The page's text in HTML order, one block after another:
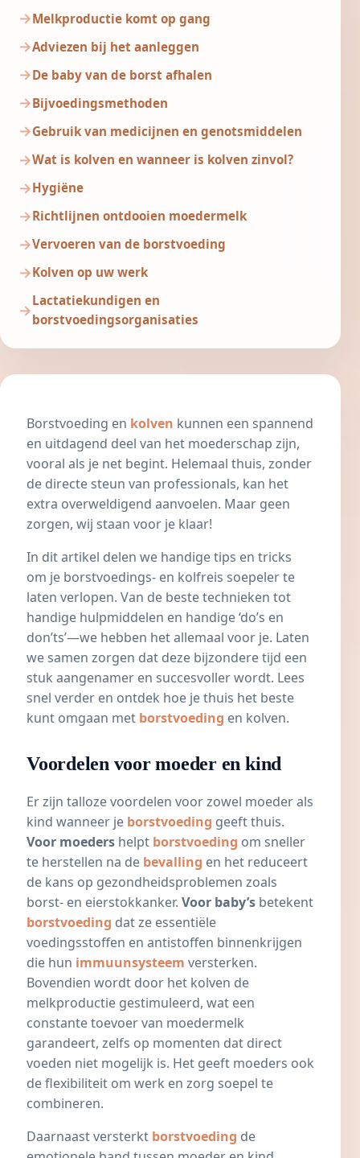
Melkproductie komt op gang
Adviezen bij het aanleggen
De baby van de borst afhalen
Bijvoedingsmethoden
Gebruik van medicijnen en genotsmiddelen
Wat is kolven en wanneer is kolven zinvol?
Hygiëne
Richtlijnen ontdooien moedermelk
Vervoeren van de borstvoeding
Kolven op uw werk
Lactatiekundigen en
borstvoedingsorganisaties
Borstvoeding en kolven kunnen een spannend
en uitdagend deel van het moederschap zijn,
vooral als je net begint. Helemaal thuis, zonder
de directe steun van professionals, kan het
extra overweldigend aanvoelen. Maar geen
zorgen, wij staan voor je klaar!
In dit artikel delen we handige tips en tricks
om je borstvoedings- en kolfreis soepeler te
laten verlopen. Van de beste technieken tot
handige hulpmiddelen en handige ‘do’s en
don’ts’—we hebben het allemaal voor je. Laten
we samen zorgen dat deze bijzondere tijd een
stuk aangenamer en succesvoller wordt. Lees
snel verder en ontdek hoe je thuis het beste
kunt omgaan met borstvoeding en kolven.
Voordelen voor moeder en kind
Er zijn talloze voordelen voor zowel moeder als
kind wanneer je borstvoeding geeft thuis.
Voor moeders helpt borstvoeding om sneller
te herstellen na de bevalling en het reduceert
de kans op gezondheidsproblemen zoals
borst- en eierstokkanker. Voor baby’s betekent
borstvoeding dat ze essentiële
voedingsstoffen en antistoffen binnenkrijgen
die hun immuunsysteem versterken.
Bovendien wordt door het kolven de
melkproductie gestimuleerd, wat een
constante toevoer van moedermelk
garandeert, zelfs op momenten dat direct
voeden niet mogelijk is. Het geeft moeders ook
de flexibiliteit om werk en zorg soepel te
combineren.
Daarnaast versterkt borstvoeding de